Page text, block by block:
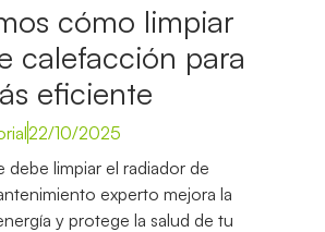
cómo limpiar
calefacción para
eficiente
22/10/2025
limpiar el radiador de
experto mejora la
y protege la salud de tu